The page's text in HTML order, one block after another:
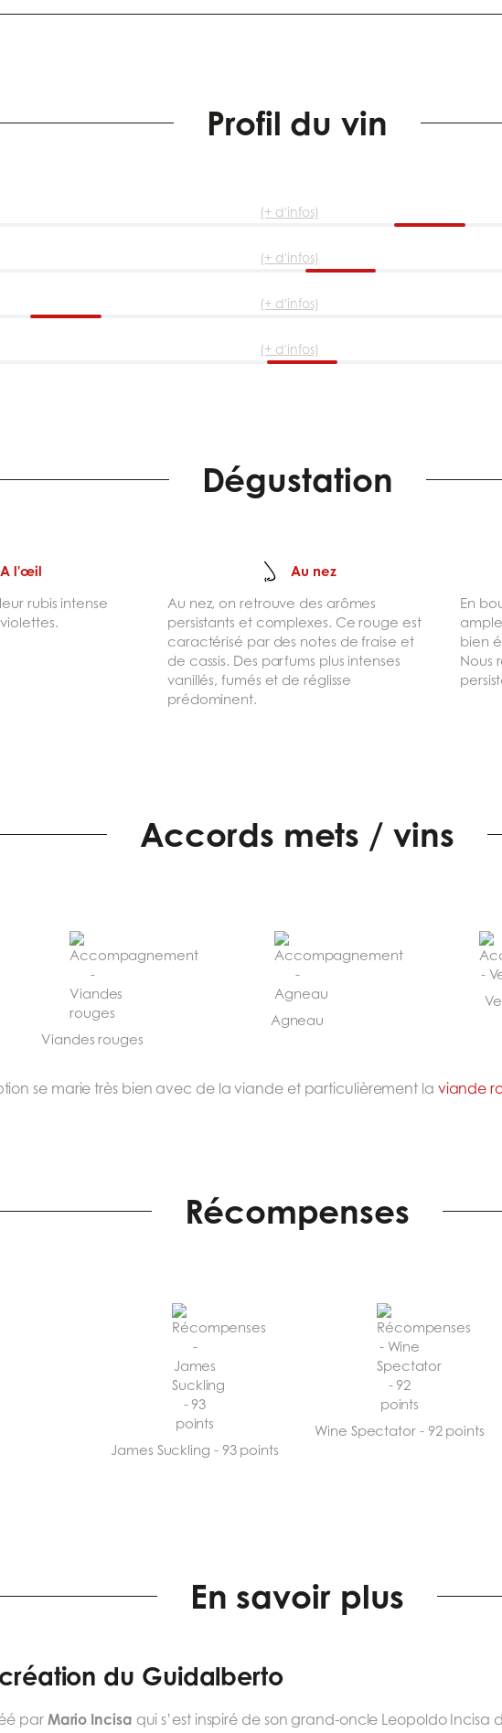
Profil du vin
(+ d'infos)
(+ d'infos)
(+ d'infos)
(+ d'infos)
Dégustation
A l'œil
rubis intense
Au nez
Au nez, on retrouve des arômes
persistants et complexes. Ce rouge est
caractérisé par des notes de fraise et
de cassis. Des parfums plus intenses
vanillés, fumés et de réglisse
prédominent.
En
bien
Nous
Accords mets / vins
Viandes rouges
Agneau
se marie très bien avec de la viande et particulièrement la viande
Récompenses
James Suckling - 93 points
Wine Spectator - 92 points
En savoir plus
du Guidalberto
par Mario Incisa qui s’est inspiré de son grand-oncle Leopoldo Incisa